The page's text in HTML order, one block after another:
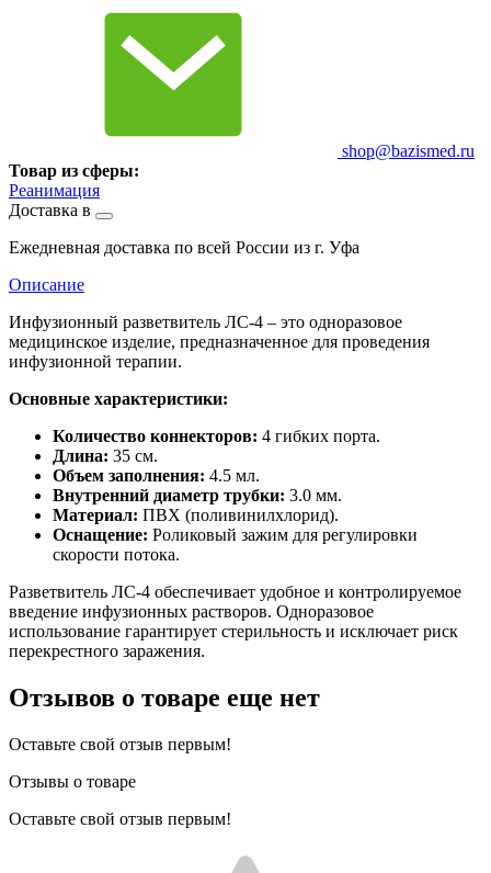
shop@bazismed.ru
Товар из сферы:
Реанимация
Доставка в
Ежедневная доставка по всей России из г. Уфа
Описание
Инфузионный разветвитель ЛС-4 – это одноразовое
медицинское изделие, предназначенное для проведения
инфузионной терапии.
Основные характеристики:
Количество коннекторов: 4 гибких порта.
Длина: 35 см.
Объем заполнения: 4.5 мл.
Внутренний диаметр трубки: 3.0 мм.
Материал: ПВХ (поливинилхлорид).
Оснащение: Роликовый зажим для регулировки
скорости потока.
Разветвитель ЛС-4 обеспечивает удобное и контролируемое
введение инфузионных растворов. Одноразовое
использование гарантирует стерильность и исключает риск
перекрестного заражения.
Отзывов о товаре еще нет
Оставьте свой отзыв первым!
Отзывы о товаре
Оставьте свой отзыв первым!